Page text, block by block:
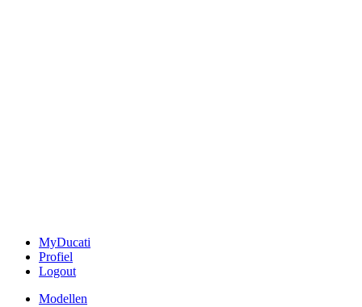
MyDucati
Profiel
Logout
Modellen